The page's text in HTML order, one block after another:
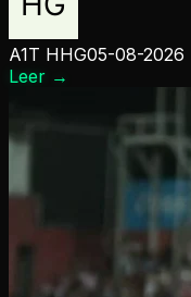
A1T HHG05-08-2026
Leer →